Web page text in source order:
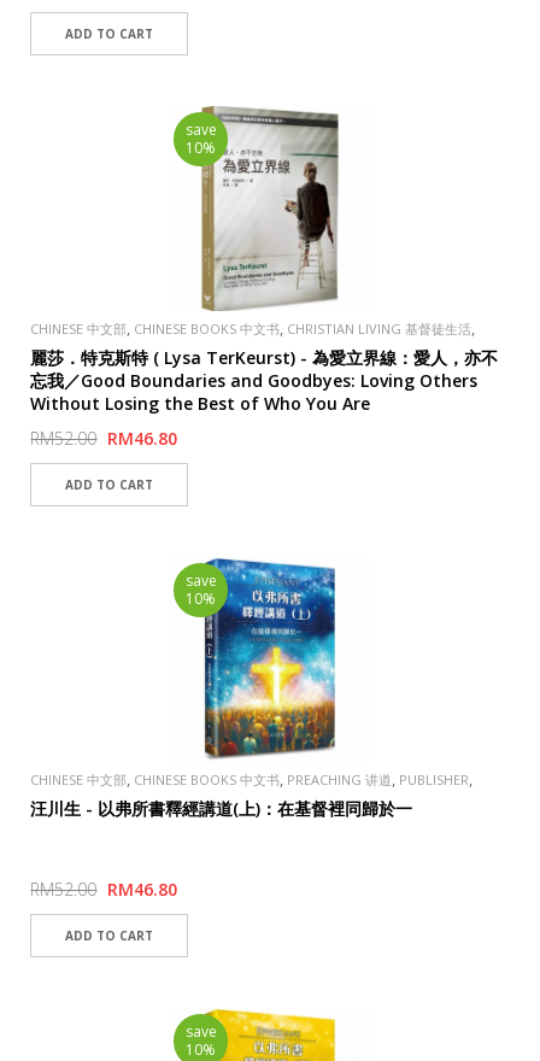
save
10%
CHINESE 中文部, CHINESE BOOKS 中文书, CHRISTIAN LIVING 基督徒生活,
PUBLISHER,TAOSHENG, TAIWAN 道聲出版社
麗莎．特克斯特 ( Lysa TerKeurst) - 為愛立界線：愛人，亦不
忘我／Good Boundaries and Goodbyes: Loving Others
Without Losing the Best of Who You Are
RM52.00 RM46.80
save
10%
CHINESE 中文部, CHINESE BOOKS 中文书, PREACHING 讲道, PUBLISHER,
TAOSHENG, TAIWAN 道聲出版社
汪川生 - 以弗所書釋經講道(上)：在基督裡同歸於一
RM52.00 RM46.80
save
10%